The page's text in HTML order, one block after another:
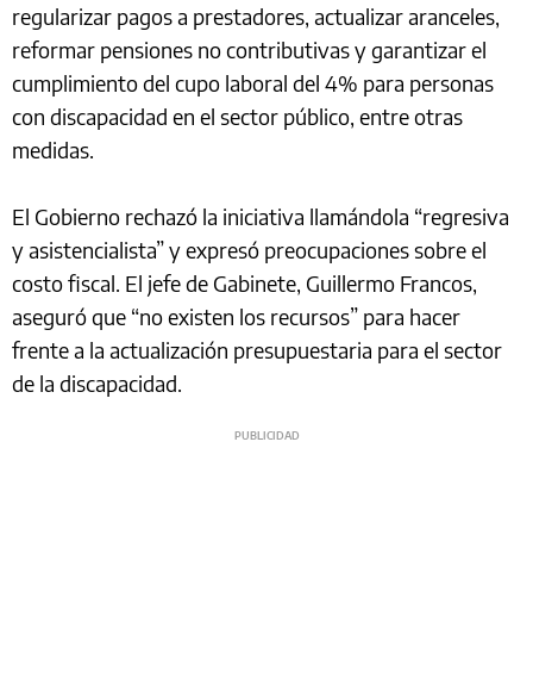
regularizar pagos a prestadores, actualizar aranceles,
reformar pensiones no contributivas y garantizar el
cumplimiento del cupo laboral del 4% para personas
con discapacidad en el sector público, entre otras
medidas.
El Gobierno rechazó la iniciativa llamándola “regresiva
y asistencialista” y expresó preocupaciones sobre el
costo fiscal. El jefe de Gabinete, Guillermo Francos,
aseguró que “no existen los recursos” para hacer
frente a la actualización presupuestaria para el sector
de la discapacidad.